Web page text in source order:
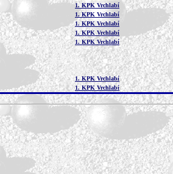
1. KPK Vrchlabí
1. KPK Vrchlabí
1. KPK Vrchlabí
1. KPK Vrchlabí
1. KPK Vrchlabí
1. KPK Vrchlabí
1. KPK Vrchlabí